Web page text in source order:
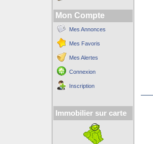
Mon Compte
Mes Annonces
Mes Favoris
Mes Alertes
Connexion
Inscription
Immobilier sur carte